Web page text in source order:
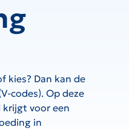
kies? Dan kan de
codes). Op deze
krijgt voor een
in